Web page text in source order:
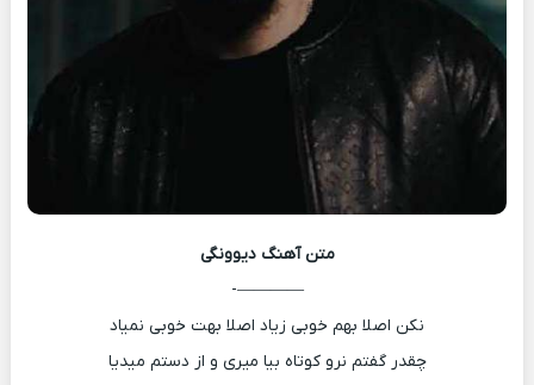
متن آهنگ دیوونگی
————-
نکن اصلا بهم خوبی زیاد اصلا بهت خوبی نمیاد
چقدر گفتم نرو کوتاه بیا میری و از دستم میدیا